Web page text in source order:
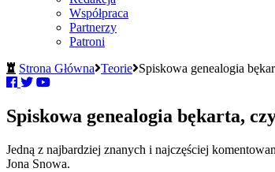
Współpraca
Partnerzy
Patroni
Strona Główna Teorie Spiskowa genealogia
Spiskowa genealogia bękarta,
Jedną z najbardziej znanych i najczęściej
Jona Snowa.